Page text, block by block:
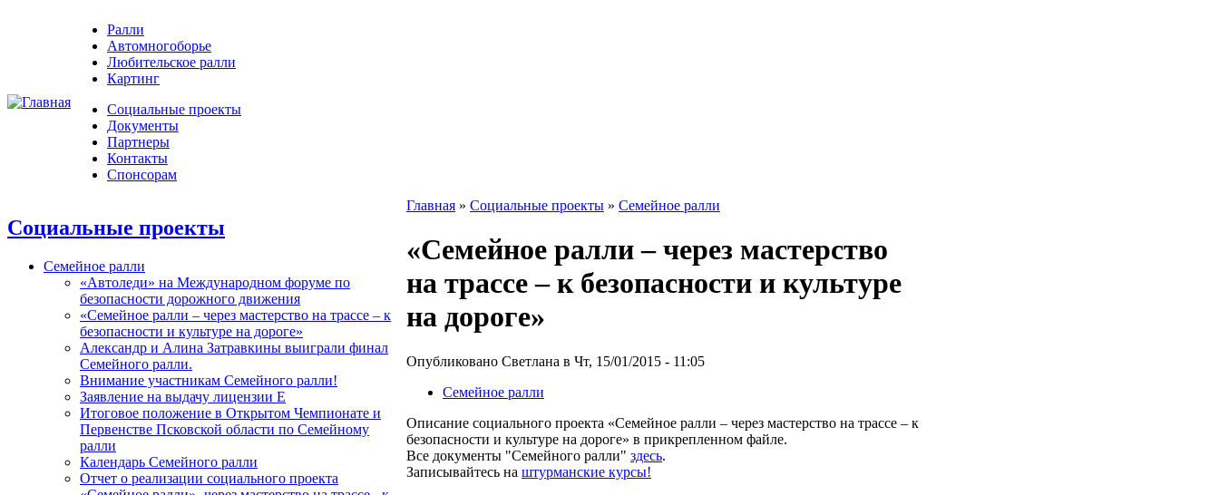
Ралли
Автомногоборье
Любительское ралли
Картинг
Социальные проекты
Документы
Партнеры
Контакты
Спонсорам
Социальные проекты
Семейное ралли
«Автоледи» на Международном форуме по
безопасности дорожного движения
«Семейное ралли – через мастерство на трассе – к
безопасности и культуре на дороге»
Александр и Алина Затравкины выиграли финал
Семейного ралли.
Внимание участникам Семейного ралли!
Заявление на выдачу лицензии Е
Итоговое положение в Открытом Чемпионате и
Первенстве Псковской области по Семейному
ралли
Календарь Семейного ралли
Отчет о реализации социального проекта
Главная » Социальные проекты » Семейное ралли
«Семейное ралли – через мастерство
на трассе – к безопасности и культуре
на дороге»
Опубликовано Светлана в Чт, 15/01/2015 - 11:05
Семейное ралли
Описание социального проекта «Семейное ралли – через мастерство на трассе – к
безопасности и культуре на дороге» в прикрепленном файле.
Все документы "Семейного ралли" здесь.
Записывайтесь на штурманские курсы!